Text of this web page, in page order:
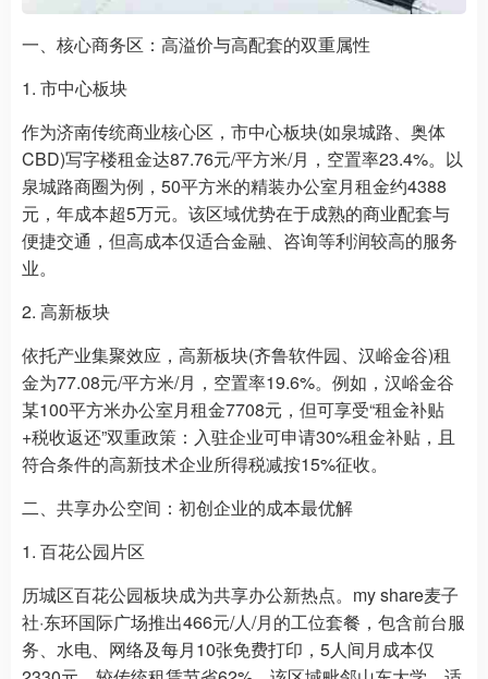
一、核心商务区：高溢价与高配套的双重属性
1. 市中心板块
作为济南传统商业核心区，市中心板块(如泉城路、奥体
CBD)写字楼租金达87.76元/平方米/月，空置率23.4%。以
泉城路商圈为例，50平方米的精装办公室月租金约4388
元，年成本超5万元。该区域优势在于成熟的商业配套与
便捷交通，但高成本仅适合金融、咨询等利润较高的服务
业。
2. 高新板块
依托产业集聚效应，高新板块(齐鲁软件园、汉峪金谷)租
金为77.08元/平方米/月，空置率19.6%。例如，汉峪金谷
某100平方米办公室月租金7708元，但可享受“租金补贴
+税收返还”双重政策：入驻企业可申请30%租金补贴，且
符合条件的高新技术企业所得税减按15%征收。
二、共享办公空间：初创企业的成本最优解
1. 百花公园片区
历城区百花公园板块成为共享办公新热点。my share麦子
社·东环国际广场推出466元/人/月的工位套餐，包含前台服
务、水电、网络及每月10张免费打印，5人间月成本仅